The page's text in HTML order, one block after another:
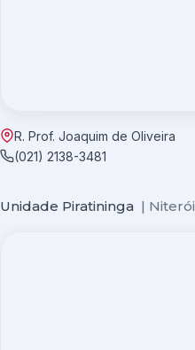
R. Prof. Joaquim de Oliveira
(021) 2138-3481
Unidade Piratininga | Niterói